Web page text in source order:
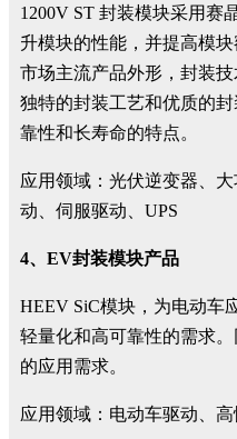
1200V ST 封装模块采用赛
升模块的性能，并提高模
市场主流产品外形，封装
独特的封装工艺和优质的
靠性和长寿命的特点。
应用领域：光伏逆变器、
动、伺服驱动、UPS
4、EV封装模块产品
HEEV SiC模块，为电动车
轻量化和高可靠性的需求
的应用需求。
应用领域：电动车驱动、